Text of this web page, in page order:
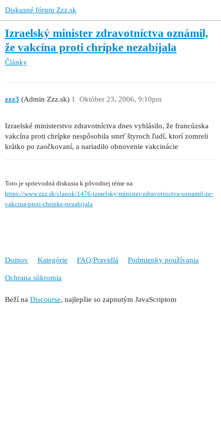
Diskusné fórum Zzz.sk
Izraelský minister zdravotníctva oznámil,
že vakcína proti chrípke nezabíjala
Články
zzz3 (Admin Zzz.sk) Október 23, 2006, 9:10pm
1
Izraelské ministerstvo zdravotníctva dnes vyhlásilo, že francúzska
vakcína proti chrípke nespôsobila smrť štyroch ľudí, ktorí zomreli
krátko po zaočkovaní, a nariadilo obnovenie vakcinácie
Toto je sprievodná diskusia k pôvodnej téme na
https://www.zzz.sk/clanok/1476-izraelsky-minister-zdravotnictva-oznamil-ze-
vakcina-proti-chripke-nezabijala
Domov Kategórie FAQ/Pravidlá Podmienky používania
Ochrana súkromia
Beží na Discourse, najlepšie so zapnutým JavaScriptom